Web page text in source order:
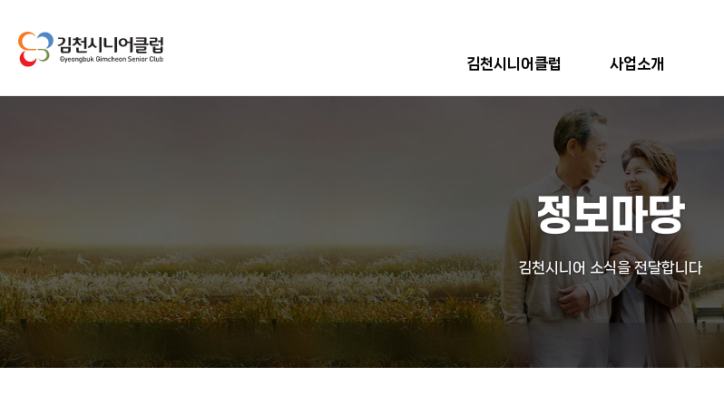
김천시니어클럽 사업소개
정보마당
김천시니어 소식을 전달합니다